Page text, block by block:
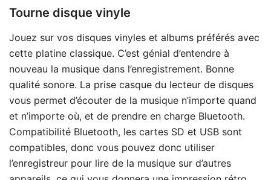
Tourne disque vinyle
Jouez sur vos disques vinyles et albums préférés avec
cette platine classique. C’est génial d’entendre à
nouveau la musique dans l’enregistrement. Bonne
qualité sonore. La prise casque du lecteur de disques
vous permet d’écouter de la musique n’importe quand
et n’importe où, et de prendre en charge Bluetooth.
Compatibilité Bluetooth, les cartes SD et USB sont
compatibles, donc vous pouvez donc utiliser
l’enregistreur pour lire de la musique sur d’autres